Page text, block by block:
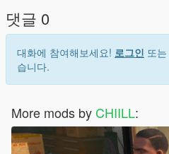
댓글 0
대화에 참여해보세요! 로그인 또는
습니다.
More mods by CHIILL: